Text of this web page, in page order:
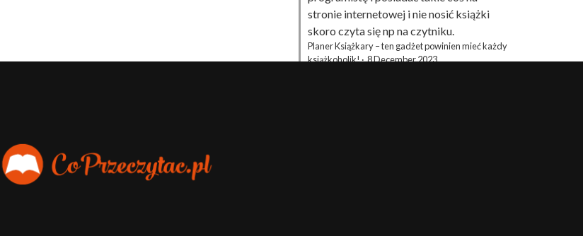
stronie internetowej i nie nosić książki
skoro czyta się np na czytniku.
Planer Książkary – ten gadżet powinien mieć każdy
książkoholik!·8 December 2023